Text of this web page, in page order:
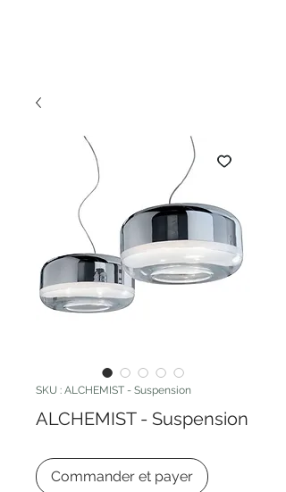
SKU : ALCHEMIST - Suspension
ALCHEMIST - Suspension
Commander et payer